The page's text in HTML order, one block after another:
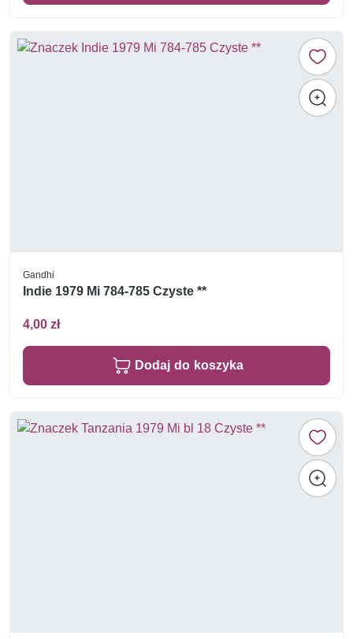
Gandhi
Indie 1979 Mi 784-785 Czyste **
4,00 zł
Dodaj do koszyka